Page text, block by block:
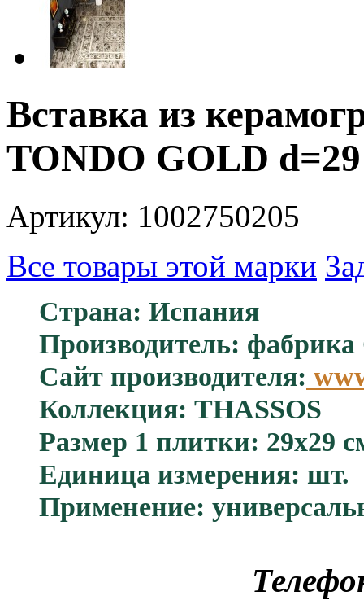
Вставка из
TONDO GOLD
Артикул: 1002750205
Все товары этой марки
Страна: Испания
Производитель:
Сайт производителя:
Коллекция: THASSOS
Размер 1 плитки: 29x29
Единица измерения: шт.
Применение: